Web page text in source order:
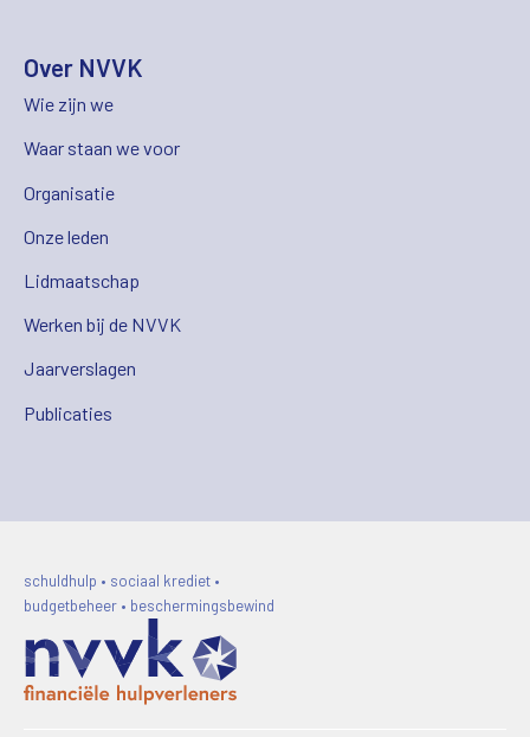
Over NVVK
Wie zijn we
Waar staan we voor
Organisatie
Onze leden
Lidmaatschap
Werken bij de NVVK
Jaarverslagen
Publicaties
schuldhulp • sociaal krediet •
budgetbeheer • beschermingsbewind